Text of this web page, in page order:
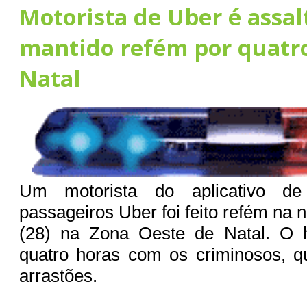
Motorista de Uber é
mantido refém por
Natal
Um motorista do aplicativo
passageiros Uber foi feito refém na
(28) na Zona Oeste de Natal. O
quatro horas com os criminosos,
arrastões.